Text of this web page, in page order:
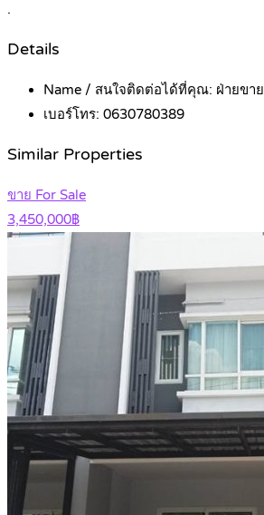
.
Details
Name / สนใจติดต่อได้ที่คุณ: ฝ่ายขาย
เบอร์โทร: 0630780389
Similar Properties
ขาย For Sale
3,450,000฿